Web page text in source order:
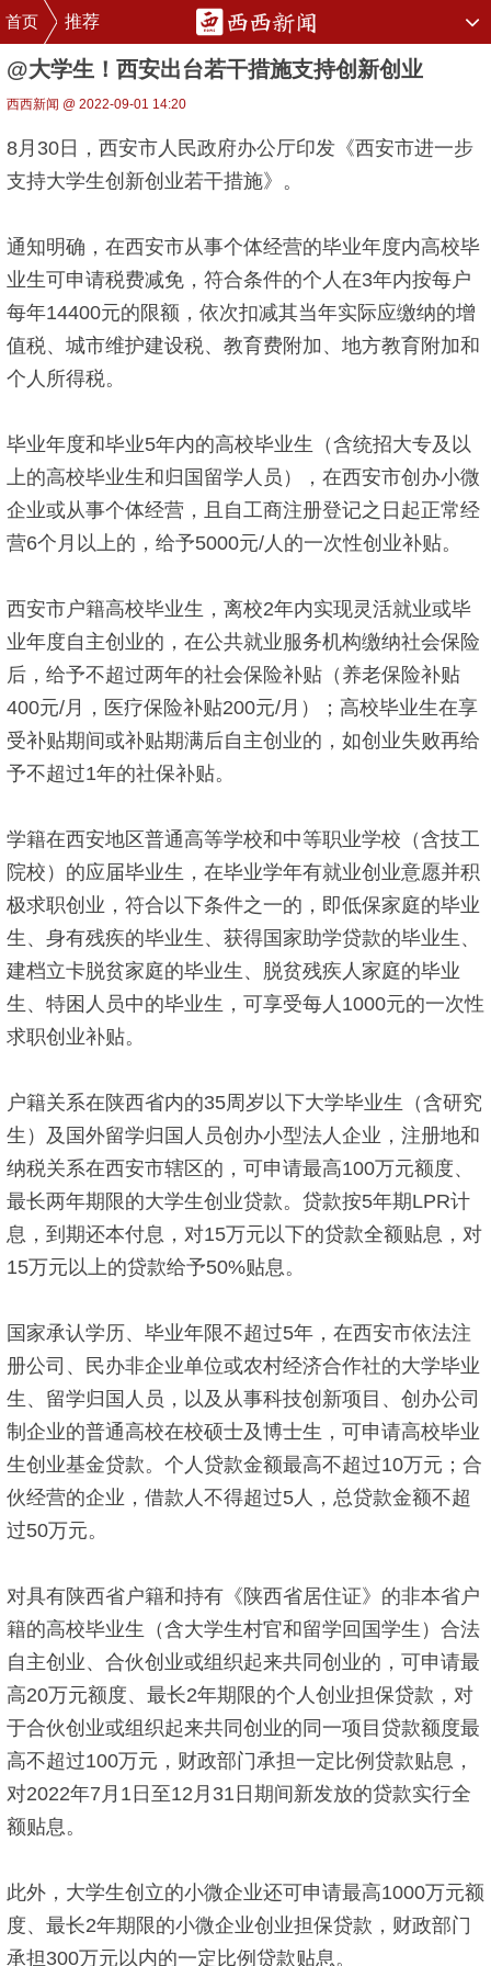
首页 推荐
@大学生！西安出台若干措施支持创新创业
西西新闻 @ 2022-09-01 14:20
8月30日，西安市人民政府办公厅印发《西安市进一步
支持大学生创新创业若干措施》。
通知明确，在西安市从事个体经营的毕业年度内高校毕
业生可申请税费减免，符合条件的个人在3年内按每户
每年14400元的限额，依次扣减其当年实际应缴纳的增
值税、城市维护建设税、教育费附加、地方教育附加和
个人所得税。
毕业年度和毕业5年内的高校毕业生（含统招大专及以
上的高校毕业生和归国留学人员），在西安市创办小微
企业或从事个体经营，且自工商注册登记之日起正常经
营6个月以上的，给予5000元/人的一次性创业补贴。
西安市户籍高校毕业生，离校2年内实现灵活就业或毕
业年度自主创业的，在公共就业服务机构缴纳社会保险
后，给予不超过两年的社会保险补贴（养老保险补贴
400元/月，医疗保险补贴200元/月）；高校毕业生在享
受补贴期间或补贴期满后自主创业的，如创业失败再给
予不超过1年的社保补贴。
学籍在西安地区普通高等学校和中等职业学校（含技工
院校）的应届毕业生，在毕业学年有就业创业意愿并积
极求职创业，符合以下条件之一的，即低保家庭的毕业
生、身有残疾的毕业生、获得国家助学贷款的毕业生、
建档立卡脱贫家庭的毕业生、脱贫残疾人家庭的毕业
生、特困人员中的毕业生，可享受每人1000元的一次性
求职创业补贴。
户籍关系在陕西省内的35周岁以下大学毕业生（含研究
生）及国外留学归国人员创办小型法人企业，注册地和
纳税关系在西安市辖区的，可申请最高100万元额度、
最长两年期限的大学生创业贷款。贷款按5年期LPR计
息，到期还本付息，对15万元以下的贷款全额贴息，对
15万元以上的贷款给予50%贴息。
国家承认学历、毕业年限不超过5年，在西安市依法注
册公司、民办非企业单位或农村经济合作社的大学毕业
生、留学归国人员，以及从事科技创新项目、创办公司
制企业的普通高校在校硕士及博士生，可申请高校毕业
生创业基金贷款。个人贷款金额最高不超过10万元；合
伙经营的企业，借款人不得超过5人，总贷款金额不超
过50万元。
对具有陕西省户籍和持有《陕西省居住证》的非本省户
籍的高校毕业生（含大学生村官和留学回国学生）合法
自主创业、合伙创业或组织起来共同创业的，可申请最
高20万元额度、最长2年期限的个人创业担保贷款，对
于合伙创业或组织起来共同创业的同一项目贷款额度最
高不超过100万元，财政部门承担一定比例贷款贴息，
对2022年7月1日至12月31日期间新发放的贷款实行全
额贴息。
此外，大学生创立的小微企业还可申请最高1000万元额
度、最长2年期限的小微企业创业担保贷款，财政部门
承担300万元以内的一定比例贷款贴息。